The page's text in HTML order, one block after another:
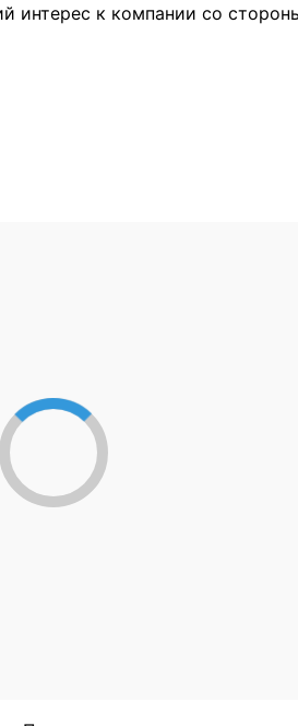
интерес к компании со